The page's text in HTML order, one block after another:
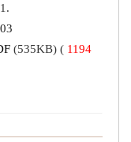
(535KB) ( 1194